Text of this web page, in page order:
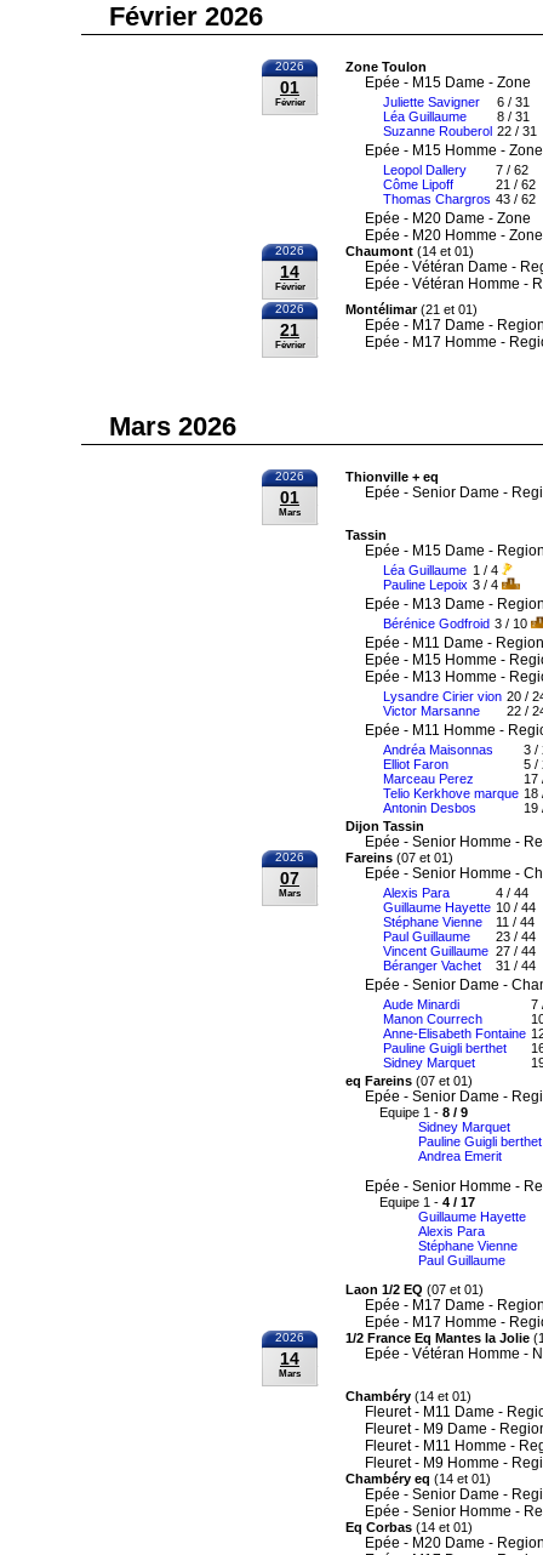
Février 2026
2026
01
Février
Zone Toulon
Epée - M15 Dame - Zone
Juliette Savigner
Léa Guillaume
Suzanne Rouberol
6 / 31
8 / 31
22 / 31
Epée - M15 Homme - Zone
Leopol Dallery
Côme Lipoff
Thomas Chargros
7 / 62
21 / 62
43 / 62
Epée - M20 Dame - Zone
Epée - M20 Homme - Zone
2026
14
Février
Chaumont (14 et 01)
Epée - Vétéran Dame -
Epée - Vétéran Homme -
2026
21
Février
Montélimar(21 et 01)
Epée - M17 Dame -
Epée - M17 Homme -
Mars 2026
2026
01
Mars
Thionville + eq
Epée - Senior Dame -
Tassin
Epée - M15 Dame -
Léa Guillaume
Pauline Lepoix
1 / 4
3 / 4
Epée - M13 Dame -
Bérénice Godfroid 3 / 10
Epée - M11 Dame -
Epée - M15 Homme -
Epée - M13 Homme -
Lysandre Cirier vion
Victor Marsanne
20 /
22 /
Epée - M11 Homme -
Andréa Maisonnas
Elliot Faron
Marceau Perez
Telio Kerkhove marque
Antonin Desbos
3 /
5 /
17
18
19
Dijon Tassin
Epée - Senior Homme -
2026
07
Mars
Fareins (07 et 01)
Epée - Senior Homme -
Alexis Para
Guillaume Hayette
Stéphane Vienne
Paul Guillaume
Vincent Guillaume
Béranger Vachet
4 / 44
10 / 44
11 / 44
23 / 44
27 / 44
31 / 44
Epée - Senior Dame -
Aude Minardi
Manon Courrech
Anne-Elisabeth Fontaine
Pauline Guigli berthet
Sidney Marquet
7
eq Fareins (07 et 01)
Epée - Senior Dame -
Equipe 1 - 8 / 9
Sidney Marquet
Pauline Guigli berthet
Andrea Emerit
Epée - Senior Homme -
Equipe 1 - 4 / 17
Guillaume Hayette
Alexis Para
Stéphane Vienne
Paul Guillaume
Laon 1/2 EQ (07 et 01)
Epée - M17 Dame -
Epée - M17 Homme -
2026
14
Mars
1/2 France Eq Mantes la Jolie
Epée - Vétéran Homme -
Chambéry (14 et 01)
Fleuret - M11 Dame -
Fleuret - M9 Dame -
Fleuret - M11 Homme -
Fleuret - M9 Homme -
Chambéry eq (14 et 01)
Epée - Senior Dame -
Epée - Senior Homme -
Eq Corbas (14 et 01)
Epée - M20 Dame -